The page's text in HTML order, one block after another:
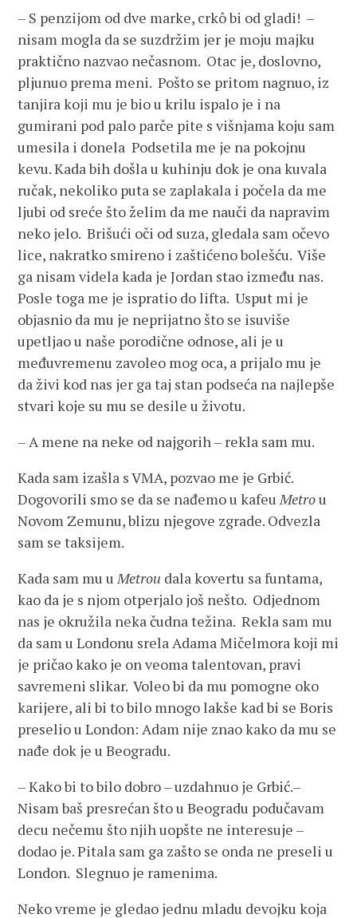
– S penzijom od dve marke, crkô bi od gladi! –
nisam mogla da se suzdržim jer je moju majku
praktično nazvao nečasnom. Otac je, doslovno,
pljunuo prema meni. Pošto se pritom nagnuo, iz
tanjira koji mu je bio u krilu ispalo je i na
gumirani pod palo parče pite s višnjama koju sam
umesila i donela Podsetila me je na pokojnu
kevu. Kada bih došla u kuhinju dok je ona kuvala
ručak, nekoliko puta se zaplakala i počela da me
ljubi od sreće što želim da me nauči da napravim
neko jelo. Brišući oči od suza, gledala sam očevo
lice, nakratko smireno i zaštićeno bolešću. Više
ga nisam videla kada je Jordan stao između nas.
Posle toga me je ispratio do lifta. Usput mi je
objasnio da mu je neprijatno što se isuviše
upetljao u naše porodične odnose, ali je u
međuvremenu zavoleo mog oca, a prijalo mu je
da živi kod nas jer ga taj stan podseća na najlepše
stvari koje su mu se desile u životu.
– A mene na neke od najgorih – rekla sam mu.
Kada sam izašla s VMA, pozvao me je Grbić.
Dogovorili smo se da se nađemo u kafeuMetrou
Novom Zemunu, blizu njegove zgrade. Odvezla
sam se taksijem.
Kada sam mu uMetrou dala kovertu sa funtama,
kao da je s njom otperjalo još nešto. Odjednom
nas je okružila neka čudna težina. Rekla sam mu
da sam u Londonu srela Adama Mičelmora koji mi
je pričao kako je on veoma talentovan, pravi
savremeni slikar. Voleo bi da mu pomogne oko
karijere, ali bi to bilo mnogo lakše kad bi se Boris
preselio u London: Adam nije znao kako da mu se
nađe dok je u Beogradu.
– Kako bi to bilo dobro – uzdahnuo je Grbić.–
Nisam baš presrećan što u Beogradu podučavam
decu nečemu što njih uopšte ne interesuje –
dodao je. Pitala sam ga zašto se onda ne preseli u
London. Slegnuo je ramenima.
Neko vreme je gledao jednu mladu devojku koja